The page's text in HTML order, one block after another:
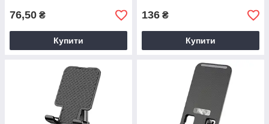
76,50 ₴
Купити
136 ₴
Купити